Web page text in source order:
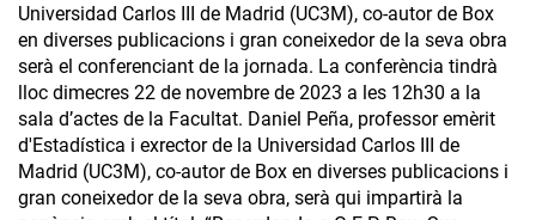
Universidad Carlos III de Madrid (UC3M), co-autor de Box
en diverses publicacions i gran coneixedor de la seva obra
serà el conferenciant de la jornada. La conferència tindrà
lloc dimecres 22 de novembre de 2023 a les 12h30 a la
sala d’actes de la Facultat. Daniel Peña, professor emèrit
d'Estadística i exrector de la Universidad Carlos III de
Madrid (UC3M), co-autor de Box en diverses publicacions i
gran coneixedor de la seva obra, serà qui impartirà la